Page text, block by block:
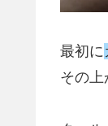
最初に
その上